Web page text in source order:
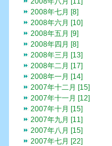
2008年七月 [8]
2008年六月 [10]
2008年五月 [9]
2008年四月 [8]
2008年三月 [13]
2008年二月 [17]
2008年一月 [14]
2007年十二月 [15]
2007年十一月 [12]
2007年十月 [15]
2007年九月 [11]
2007年八月 [15]
2007年七月 [22]